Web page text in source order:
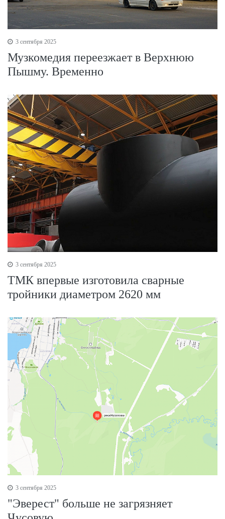
3 сентября 2025
Музкомедия переезжает в Верхнюю
Пышму. Временно
3 сентября 2025
ТМК впервые изготовила сварные
тройники диаметром 2620 мм
3 сентября 2025
"Эверест" больше не загрязняет